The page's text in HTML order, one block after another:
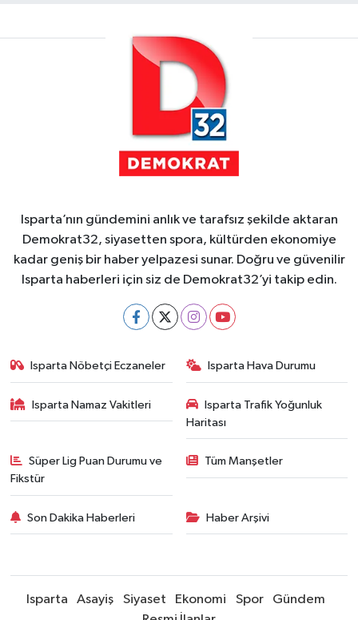
Isparta’nın gündemini anlık ve tarafsız şekilde aktaran
Demokrat32, siyasetten spora, kültürden ekonomiye
kadar geniş bir haber yelpazesi sunar. Doğru ve güvenilir
Isparta haberleri için siz de Demokrat32’yi takip edin.
Isparta Nöbetçi Eczaneler Isparta Hava Durumu
Isparta Namaz Vakitleri
Isparta Trafik Yoğunluk
Haritası
Süper Lig Puan Durumu ve
Fikstür
Tüm Manşetler
Son Dakika Haberleri Haber Arşivi
Isparta Asayiş Siyaset Ekonomi Spor
Gündem